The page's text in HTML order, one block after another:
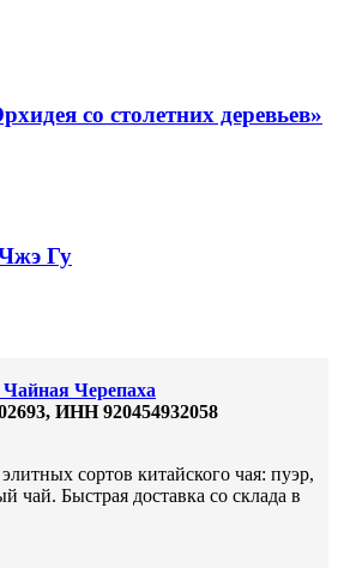
со столетних деревьев»
Гу
Черепаха
ИНН 920454932058
сортов китайского чая: пуэр,
чай. Быстрая доставка со склада в